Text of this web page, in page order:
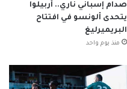
صدام إسباني ناري.. أربيلوا
يتحدى ألونسو في افتتاح
البريميرليغ
منذ يوم واحد